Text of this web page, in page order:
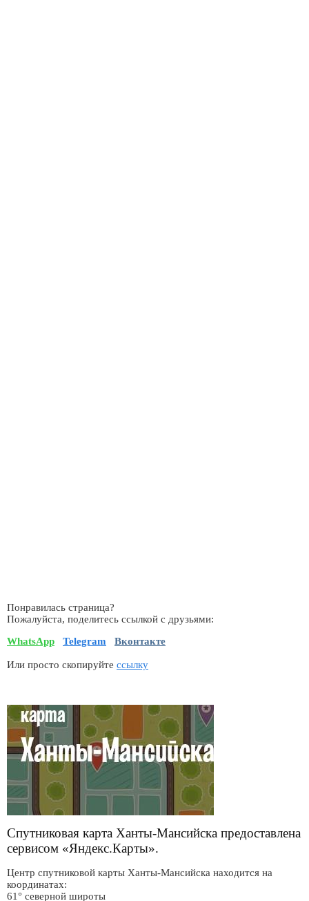
Понравилась страница?
Пожалуйста, поделитесь ссылкой с друзьями:
WhatsApp
Telegram Вконтакте
Или просто скопируйте ссылку
Спутниковая карта Ханты-Мансийска предоставлена
сервисом «Яндекс.Карты».
Центр спутниковой карты Ханты-Мансийска находится на
координатах:
61° северной широты